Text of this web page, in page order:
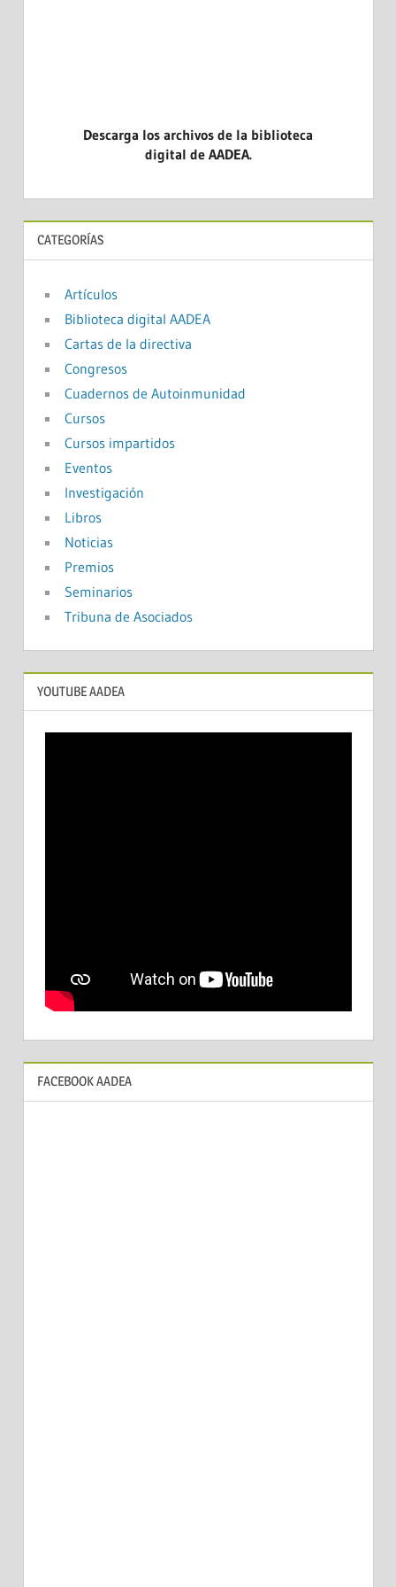
Descarga los archivos de la biblioteca
digital de AADEA.
CATEGORÍAS
Artículos
Biblioteca digital AADEA
Cartas de la directiva
Congresos
Cuadernos de Autoinmunidad
Cursos
Cursos impartidos
Eventos
Investigación
Libros
Noticias
Premios
Seminarios
Tribuna de Asociados
YOUTUBE AADEA
FACEBOOK AADEA